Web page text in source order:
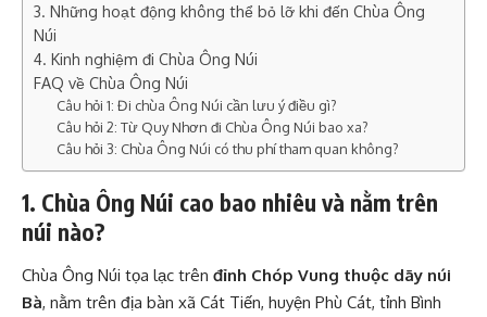
3. Những hoạt động không thể bỏ lỡ khi đến Chùa Ông
Núi
4. Kinh nghiệm đi Chùa Ông Núi
FAQ về Chùa Ông Núi
Câu hỏi 1: Đi chùa Ông Núi cần lưu ý điều gì?
Câu hỏi 2: Từ Quy Nhơn đi Chùa Ông Núi bao xa?
Câu hỏi 3: Chùa Ông Núi có thu phí tham quan không?
1. Chùa Ông Núi cao bao nhiêu và nằm trên
núi nào?
Chùa Ông Núi tọa lạc trên đỉnh Chóp Vung thuộc dãy núi
Bà, nằm trên địa bàn xã Cát Tiến, huyện Phù Cát, tỉnh Bình